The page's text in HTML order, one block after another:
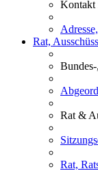
Kontakt
Rat,
Rat &
Rat,